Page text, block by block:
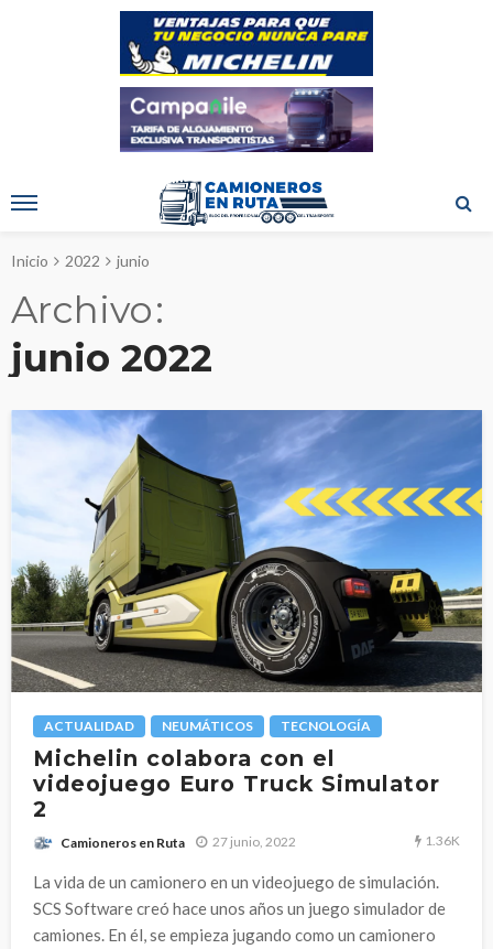
Inicio 2022 junio
Archivo
junio 2022
ACTUALIDAD NEUMÁTICOS TECNOLOGÍA
Michelin colabora con el
videojuego Euro Truck Simulator
2
Camioneros en Ruta 27 junio, 2022 1.36K
La vida de un camionero en un videojuego de simulación.
SCS Software creó hace unos años un juego simulador de
camiones. En él, se empieza jugando como un camionero